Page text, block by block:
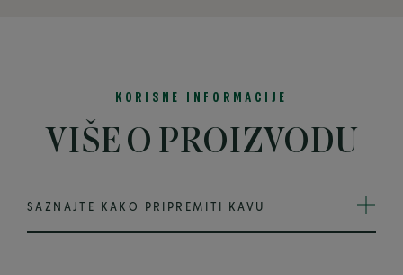
KORISNE INFORMACIJE
VIŠE O PROIZVODU
SAZNAJTE KAKO PRIPREMITI KAVU